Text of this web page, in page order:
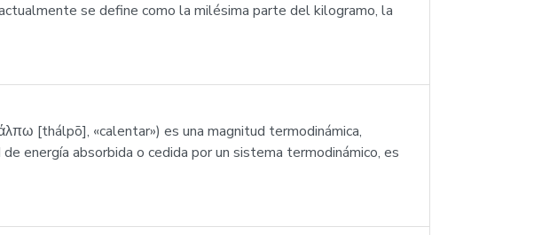
se define como la milésima parte del kilogramo, la
[thálpō], «calentar») es una magnitud termodinámica,
energía absorbida o cedida por un sistema termodinámico, es